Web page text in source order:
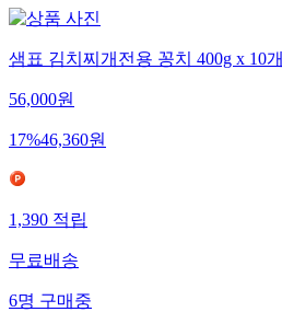
샘표 김치찌개전용 꽁치 400g x 10개
56,000원
17%46,360원
1,390 적립
무료배송
6명 구매중